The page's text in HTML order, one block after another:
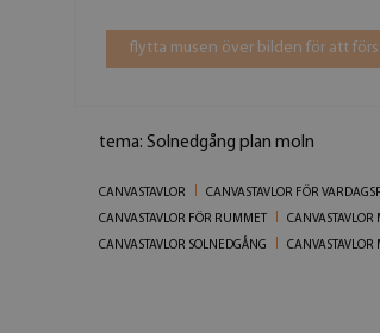
flytta musen över bilden för att
tema: Solnedgång plan moln
CANVASTAVLOR CANVASTAVLOR FÖR
CANVASTAVLOR FÖR RUMMET
CANVASTAVLOR
CANVASTAVLOR SOLNEDGÅNG
CANVASTAVLOR